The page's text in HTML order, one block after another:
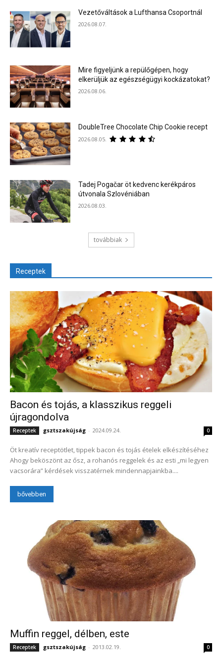
Vezetőváltások a Lufthansa Csoportnál
2026.08.07.
Mire figyeljünk a repülőgépen, hogy
elkerüljük az egészségügyi kockázatokat?
2026.08.06.
DoubleTree Chocolate Chip Cookie recept
2026.08.05.
Tadej Pogačar öt kedvenc kerékpáros
útvonala Szlovéniában
2026.08.03.
továbbiak
Receptek
Bacon és tojás, a klasszikus reggeli
újragondolva
Receptek gsztszakújság - 2024.09.24. 0
Öt kreatív receptötlet, tippek bacon és tojás ételek elkészítéséhez
Ahogy beköszönt az ősz, a rohanós reggelek és az esti „mi legyen
vacsorára” kérdések visszatérnek mindennapjainkba....
bővebben
Muffin reggel, délben, este
Receptek gsztszakújság - 2013.02.19. 0